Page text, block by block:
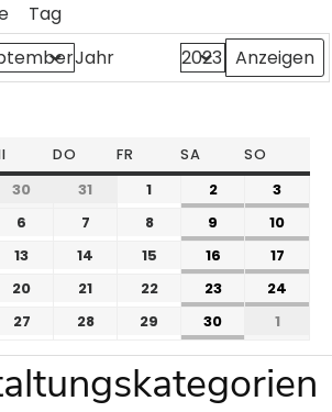
Tag
Jahr
DO FR SA SO
30 31 1 2
3
6 7 8 9
10
13 14 15 16
17
20 21 22 23
24
27 28 29 30 1